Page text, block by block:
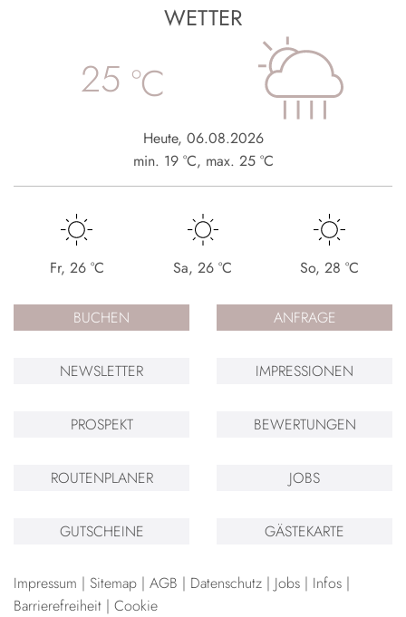
WETTER
25 °C
Heute, 06.08.2026
min. 19 °C, max. 25 °C
Fr, 26 °C Sa,26 °C So, 28 °C
BUCHEN ANFRAGE
NEWSLETTER IMPRESSIONEN
PROSPEKT BEWERTUNGEN
ROUTENPLANER JOBS
GUTSCHEINE GÄSTEKARTE
Impressum Sitemap AGB Datenschutz Jobs
Infos
Barrierefreiheit
Cookie